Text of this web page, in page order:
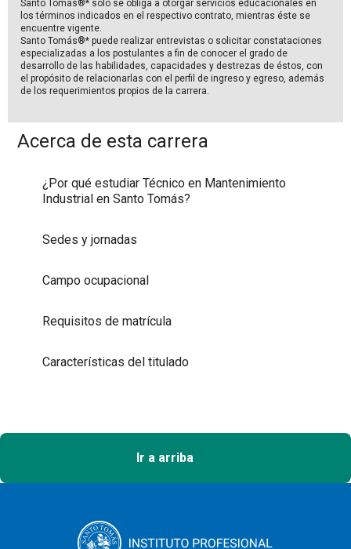
Santo Tomás®* sólo se obliga a otorgar servicios educacionales en
los términos indicados en el respectivo contrato, mientras éste se
encuentre vigente.
Santo Tomás®* puede realizar entrevistas o solicitar constataciones
especializadas a los postulantes a fin de conocer el grado de
desarrollo de las habilidades, capacidades y destrezas de éstos, con
el propósito de relacionarlas con el perfil de ingreso y egreso, además
de los requerimientos propios de la carrera.
Acerca de esta carrera
¿Por qué estudiar Técnico en Mantenimiento
Industrial en Santo Tomás?
Sedes y jornadas
Campo ocupacional
Requisitos de matrícula
Características del titulado
Ir a arriba